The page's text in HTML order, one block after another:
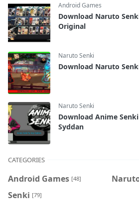
Android Games
Download Naruto
Original
Naruto Senki
Download Naruto
Naruto Senki
Download Anime
Syddan
CATEGORIES
Android Games [48]
Senki [79]